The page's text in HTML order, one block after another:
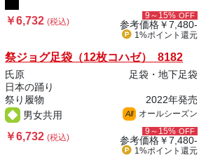
￥6,732(税込)
9～15% OFF
参考価格￥7,480-
1%ポイント 還元
祭ジョグ足袋（12枚コハゼ） 8182
氏原
足袋・地下足袋
日本の踊り
祭り履物
2022年発売
男女共用
All オールシーズン
￥6,732(税込)
9～15% OFF
参考価格￥7,480-
1%ポイント 還元